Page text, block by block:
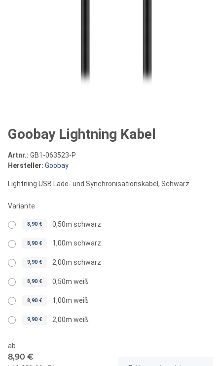
Goobay Lightning Kabel
Artnr.: GB1-063523-P
Hersteller: Goobay
Lightning USB Lade- und Synchronisationskabel, Schwarz
Variante
8,90 € 0,50m schwarz
8,90 € 1,00m schwarz
9,90 € 2,00m schwarz
8,90 € 0,50m weiß
8,90 € 1,00m weiß
9,90 € 2,00m weiß
ab
8,90 €